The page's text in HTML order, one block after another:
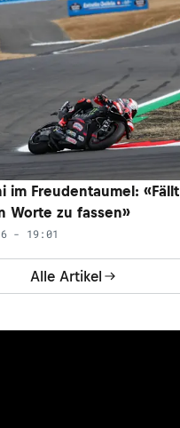
Alle Artikel
im Freudentaumel: «Fällt
Worte zu fassen»
- 19:01